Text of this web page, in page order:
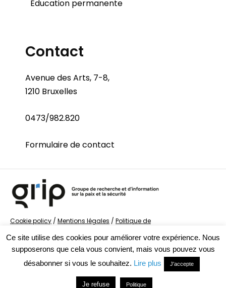
Éducation permanente
Contact
Avenue des Arts, 7-8,
1210 Bruxelles
0473/982.820
Formulaire de contact
Cookie policy / Mentions légales / Politique de
la Sécurité
Ce site utilise des cookies pour améliorer votre expérience. Nous
supposerons que cela vous convient, mais vous pouvez vous
désabonner si vous le souhaitez. Lire plus J'accepte
Je refuse Politique